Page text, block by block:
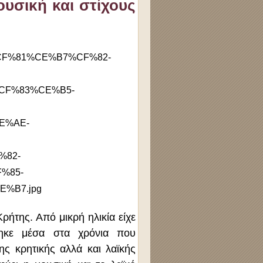
και στίχους
Από μικρή ηλικία είχε
μέσα στα χρόνια που
αλλά και λαϊκής